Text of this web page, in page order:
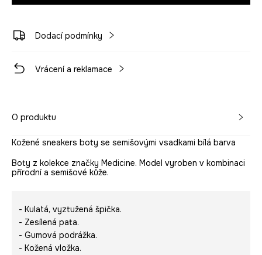
Dodací podmínky
Vrácení a reklamace
O produktu
Kožené sneakers boty se semišovými vsadkami bílá barva
Boty z kolekce značky Medicine. Model vyroben v kombinaci
přírodní a semišové kůže.
- Kulatá, vyztužená špička.
- Zesílená pata.
- Gumová podrážka.
- Kožená vložka.